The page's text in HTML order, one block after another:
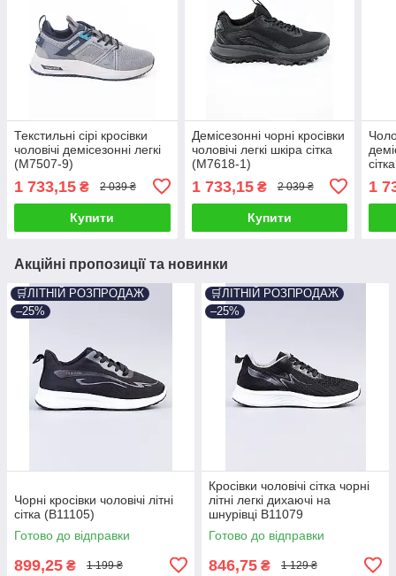
Текстильні сірі кросівки
чоловічі демісезонні легкі
(M7507-9)
1 733,15 ₴ 2 039 ₴
Купити
Демісезонні чорні кросівки
чоловічі легкі шкіра сітка
(M7618-1)
1 733,15₴ 2 039 ₴
Купити
1
Акційні пропозиції та новинки
🛒ЛІТНІЙ РОЗПРОДАЖ
–25%
Чорні кросівки чоловічі літні
сітка (B11105)
Готово до відправки
899,25 ₴ 1 199 ₴
🛒ЛІТНІЙ РОЗПРОДАЖ
–25%
Кросівки чоловічі сітка чорні
літні легкі дихаючі на
шнурівці B11079
Готово до відправки
846,75 ₴ 1 129 ₴